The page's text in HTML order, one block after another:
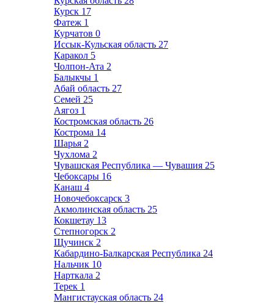
Курск 17
Фатеж 1
Курчатов 0
Иссык-Кульская область 27
Каракол 5
Чолпон-Ата 2
Балыкчы 1
Абай область 27
Семей 25
Аягоз 1
Костромская область 26
Кострома 14
Шарья 2
Чухлома 2
Чувашская Республика — Чувашия 25
Чебоксары 16
Канаш 4
Новочебоксарск 3
Акмолинская область 25
Кокшетау 13
Степногорск 2
Щучинск 2
Кабардино-Балкарская Республика 24
Нальчик 10
Нарткала 2
Терек 1
Мангистауская область 24